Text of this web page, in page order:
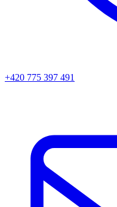
+420 775 397 491